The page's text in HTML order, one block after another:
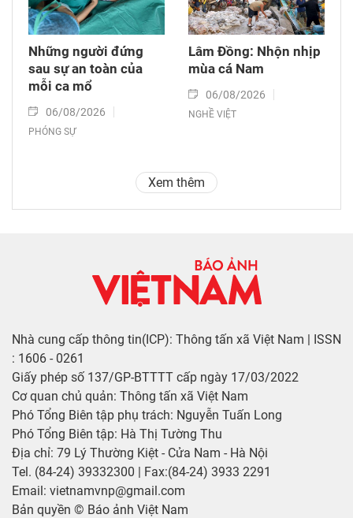
Những người đứng
sau sự an toàn của
mỗi ca mổ
06/08/2026
PHÓNG SỰ
Lâm Đồng: Nhộn nhịp
mùa cá Nam
06/08/2026
NGHỀ VIỆT
Xem thêm
Nhà cung cấp thông tin(ICP): Thông tấn xã Việt Nam | ISSN
: 1606 - 0261
Giấy phép số 137/GP-BTTTT cấp ngày 17/03/2022
Cơ quan chủ quản: Thông tấn xã Việt Nam
Phó Tổng Biên tập phụ trách: Nguyễn Tuấn Long
Phó Tổng Biên tập: Hà Thị Tường Thu
Địa chỉ: 79 Lý Thường Kiệt - Cửa Nam - Hà Nội
Tel. (84-24) 39332300 | Fax:(84-24) 3933 2291
Email: vietnamvnp@gmail.com
Bản quyền © Báo ảnh Việt Nam